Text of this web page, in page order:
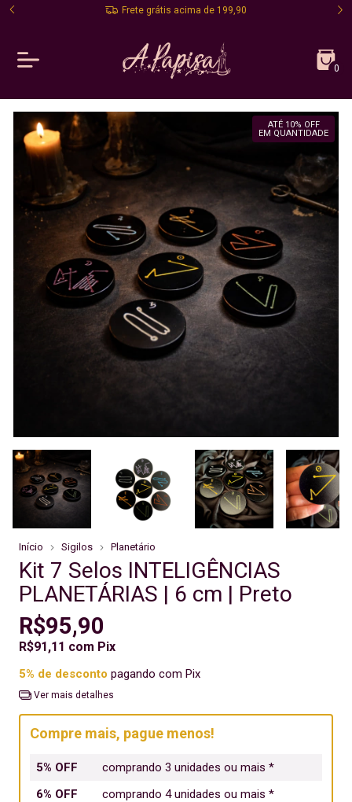
Frete grátis acima de 199,90
0
ATÉ 10% OFF
EM QUANTIDADE
Início Sigilos Planetário
Kit 7 Selos INTELIGÊNCIAS
PLANETÁRIAS | 6 cm | Preto
R$95,90
R$91,11 com Pix
5% de desconto pagando com Pix
Ver mais detalhes
Compre mais, pague menos!
5% OFF
comprando 3 unidades ou mais *
6% OFF
comprando 4 unidades ou mais *